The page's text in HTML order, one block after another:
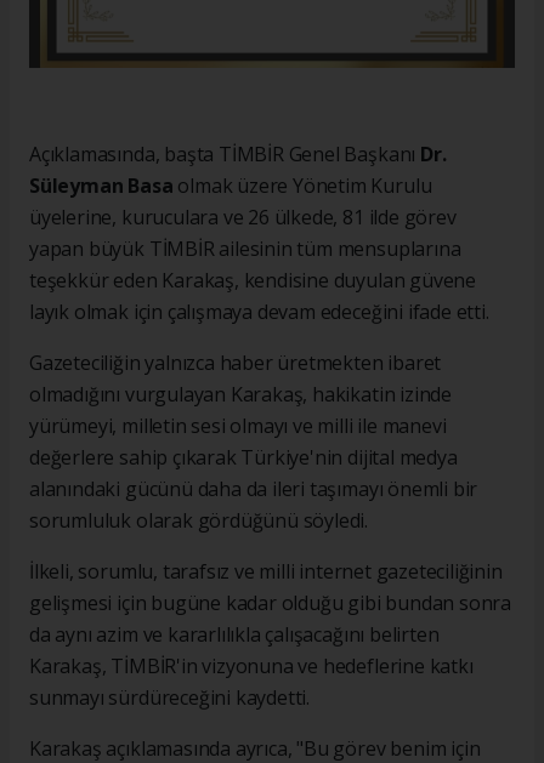
Açıklamasında, başta TİMBİR Genel Başkanı Dr.
Süleyman Basa olmak üzere Yönetim Kurulu
üyelerine, kuruculara ve 26 ülkede, 81 ilde görev
yapan büyük TİMBİR ailesinin tüm mensuplarına
teşekkür eden Karakaş, kendisine duyulan güvene
layık olmak için çalışmaya devam edeceğini ifade etti.
Gazeteciliğin yalnızca haber üretmekten ibaret
olmadığını vurgulayan Karakaş, hakikatin izinde
yürümeyi, milletin sesi olmayı ve milli ile manevi
değerlere sahip çıkarak Türkiye'nin dijital medya
alanındaki gücünü daha da ileri taşımayı önemli bir
sorumluluk olarak gördüğünü söyledi.
İlkeli, sorumlu, tarafsız ve milli internet gazeteciliğinin
gelişmesi için bugüne kadar olduğu gibi bundan sonra
da aynı azim ve kararlılıkla çalışacağını belirten
Karakaş, TİMBİR'in vizyonuna ve hedeflerine katkı
sunmayı sürdüreceğini kaydetti.
Karakaş açıklamasında ayrıca, "Bu görev benim için